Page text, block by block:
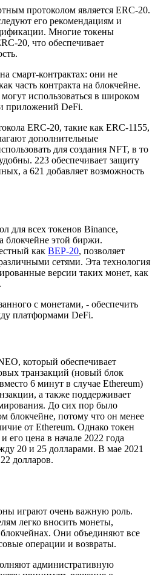
протоколом является ERC-20.
его рекомендациям и
Многие токены
20, что обеспечивает
смарт-контрактах: они не
часть контракта на блокчейне.
использоваться в широком
приложений DeFi.
ERC-20, такие как ERC-1155,
дополнительные
для создания NFT, в то
223 обеспечивает защиту
а 621 добавляет возможность
для всех токенов Binance,
блокчейне этой биржи.
как BEP-20, позволяет
сетями. Эта технология
версии таких монет, как
с монетами, - обеспечить
платформами DeFi.
который обеспечивает
транзакций (новый блок
6 минут в случае Ethereum)
а также поддерживает
До сих пор было
блокчейне, потому что он менее
от Ethereum. Однако токен
его цена в начале 2022 года
20 и 25 долларами. В мае 2021
долларов.
играют очень важную роль.
легко вносить монеты,
Они объединяют все
операции и возвраты.
административную